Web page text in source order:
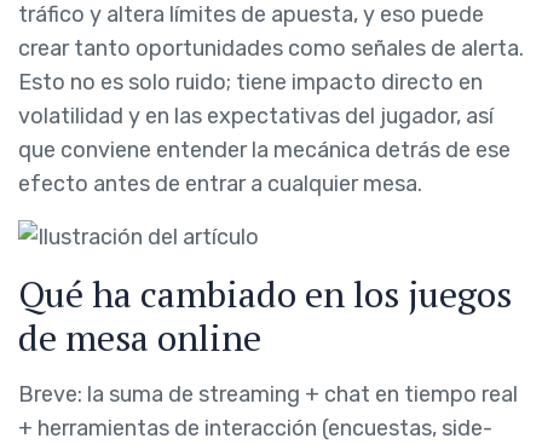
tráfico y altera límites de apuesta, y eso puede
crear tanto oportunidades como señales de alerta.
Esto no es solo ruido; tiene impacto directo en
volatilidad y en las expectativas del jugador, así
que conviene entender la mecánica detrás de ese
efecto antes de entrar a cualquier mesa.
Qué ha cambiado en los juegos
de mesa online
Breve: la suma de streaming + chat en tiempo real
+ herramientas de interacción (encuestas, side-